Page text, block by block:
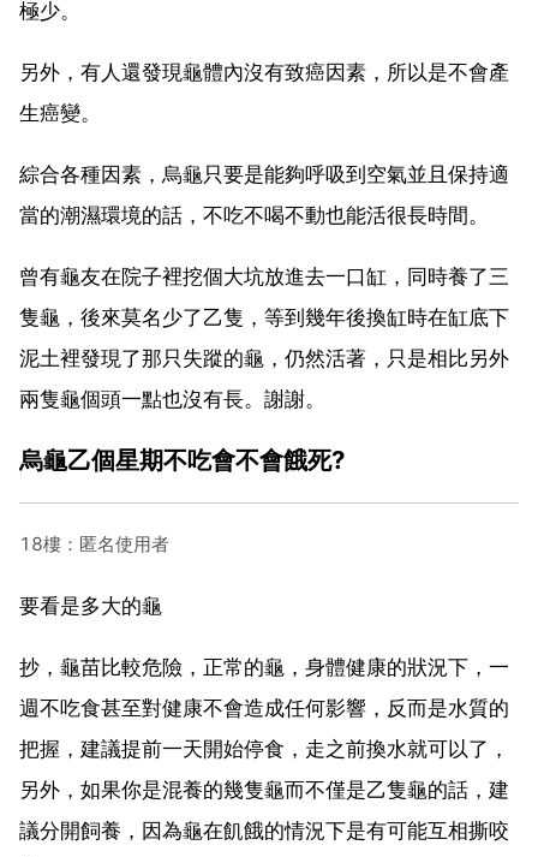
極少。
另外，有人還發現龜體內沒有致癌因素，所以是不會產
生癌變。
綜合各種因素，烏龜只要是能夠呼吸到空氣並且保持適
當的潮濕環境的話，不吃不喝不動也能活很長時間。
曾有龜友在院子裡挖個大坑放進去一口缸，同時養了三
隻龜，後來莫名少了乙隻，等到幾年後換缸時在缸底下
泥土裡發現了那只失蹤的龜，仍然活著，只是相比另外
兩隻龜個頭一點也沒有長。謝謝。
烏龜乙個星期不吃會不會餓死?
18樓：匿名使用者
要看是多大的龜
抄，龜苗比較危險，正常的龜，身體健康的狀況下，一
週不吃食甚至對健康不會造成任何影響，反而是水質的
把握，建議提前一天開始停食，走之前換水就可以了，
另外，如果你是混養的幾隻龜而不僅是乙隻龜的話，建
議分開飼養，因為龜在飢餓的情況下是有可能互相撕咬